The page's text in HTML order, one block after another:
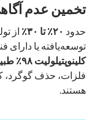
تخمین عدم
حدود ۲۰٪ تا ۳۰٪
از
توسعه‌یافته یا دارای
کلینوپتیلولیت ۹۸٪ طبیعی مانند کلینوپتیلولیت
فلزات، حذف گوگرد،
هستند.